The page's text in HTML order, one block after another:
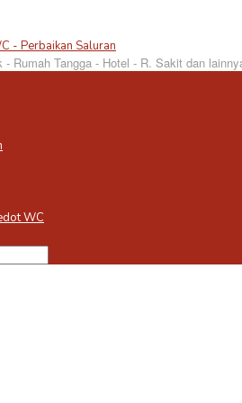
- Perbaikan Saluran
Rumah Tangga - Hotel - R. Sakit dan
WC